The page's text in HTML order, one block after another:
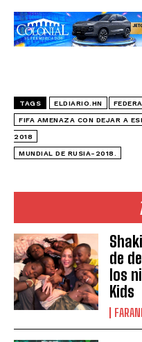
de
los
Kids
TAGS ELDIARIO.HN
FIFA AMENAZA CON DEJAR A
2018
MUNDIAL DE RUSIA-2018.